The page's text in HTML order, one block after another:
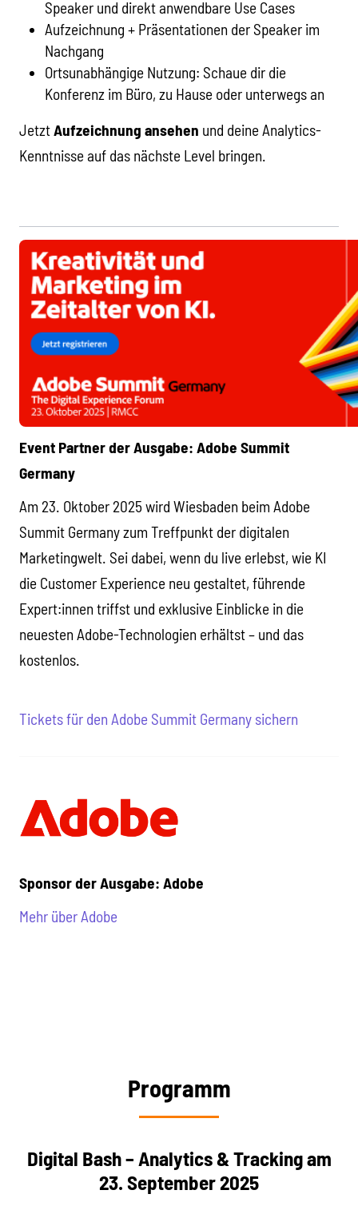
Speaker und direkt anwendbare Use Cases
Aufzeichnung + Präsentationen der Speaker im
Nachgang
Ortsunabhängige Nutzung: Schaue dir die
Konferenz im Büro, zu Hause oder unterwegs an
JetztAufzeichnung ansehen und deine Analytics-
Kenntnisse auf das nächste Level bringen.
Event Partner der Ausgabe: Adobe Summit
Germany
Am 23. Oktober 2025 wird Wiesbaden beim Adobe
Summit Germany zum Treffpunkt der digitalen
Marketingwelt. Sei dabei, wenn du live erlebst, wie KI
die Customer Experience neu gestaltet, führende
Expert:innen triffst und exklusive Einblicke in die
neuesten Adobe-Technologien erhältst – und das
kostenlos.
Tickets für den Adobe Summit Germany sichern
Sponsor der Ausgabe: Adobe
Mehr über Adobe
Programm
Digital Bash – Analytics & Tracking am
23. September 2025